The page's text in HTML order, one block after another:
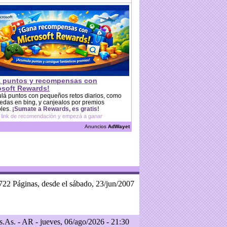
puntos y recompensas con
Rewards!
puntos con pequeños retos diarios, como
en bing, y canjealos por premios
¡Sumate a Rewards, es gratis!
de recomendación y empezá a ganar
Anuncios AdWayet
Páginas, desde el sábado, 23/jun/2007
- AR - jueves, 06/ago/2026 - 21:30